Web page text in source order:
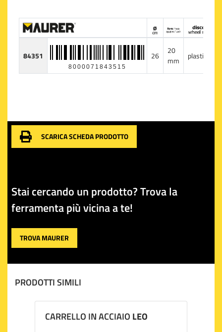
84351
8000071843515
26
20
mm
plastica
SCARICA SCHEDA PRODOTTO
Stai cercando un prodotto? Trova la
ferramenta più vicina a te!
TROVA MAURER
PRODOTTI SIMILI
CARRELLO IN ACCIAIO LEO